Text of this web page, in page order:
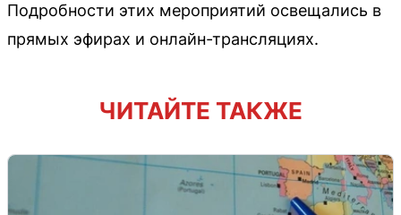
Подробности этих мероприятий освещались в
прямых эфирах и онлайн-трансляциях.
ЧИТАЙТЕ ТАКЖЕ